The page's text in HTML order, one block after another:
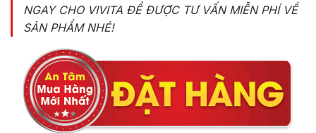
NGAY CHO VIVITA ĐỂ ĐƯỢC TƯ VẤN MIỄN PHÍ VỀ
SẢN PHẨM NHÉ!